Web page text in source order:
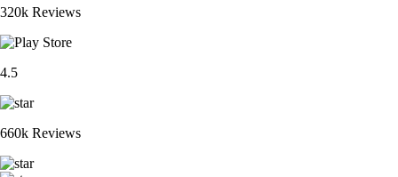
320k Reviews
4.5
660k Reviews